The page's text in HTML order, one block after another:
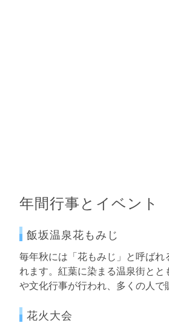
年間行事とイベント
飯坂温泉花もみじ
毎年秋には「花もみじ」と呼ばれ
れます。紅葉に染まる温泉街と
や文化行事が行われ、多くの人で
花火大会